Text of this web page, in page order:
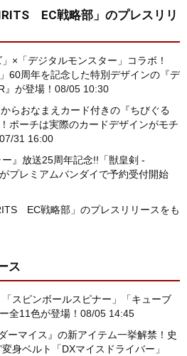
EC戦略部」 のプレスリリ
×「デジタルモンスター」コラボ！
60周年を記念した特別デザインの『デ
が登場！ 08/05 10:30
らおなまえカード付きの『ちびぐる
ポーチは実際のカードデザインがモチ
07/31 16:00
ー』放送25周年記念!!「獣皇剣 -
プレミアムバンダイで予約受付開始
EC戦略部」のプレスリリースをも
ス
スピンボールスピナー」「キューブ
全11色が登場！ 08/05 14:45
ーマイス』の新アイテム一挙解禁！史
変身ベルト「DXマイスドライバー」